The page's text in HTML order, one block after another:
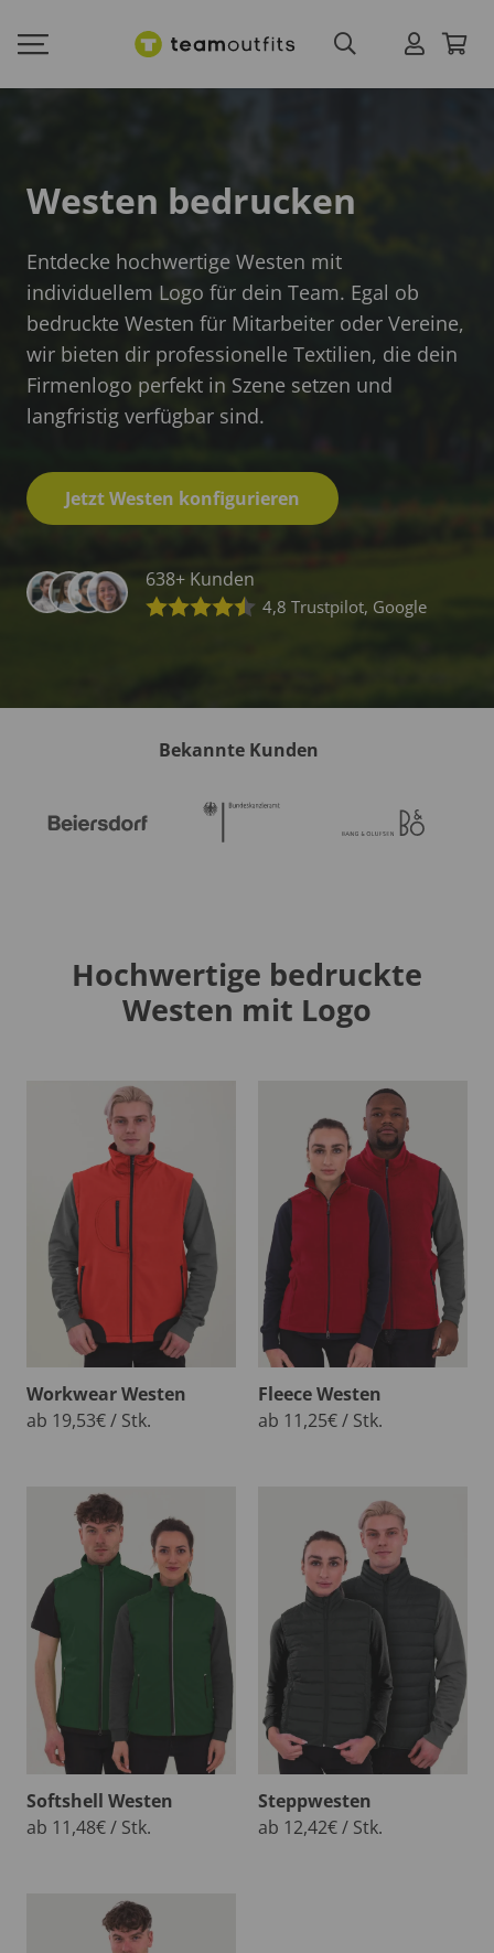
Westen bedrucken
Entdecke hochwertige Westen mit
individuellem Logo für dein Team. Egal ob
bedruckte Westen für Mitarbeiter oder Vereine,
wir bieten dir professionelle Textilien, die dein
Firmenlogo perfekt in Szene setzen und
langfristig verfügbar sind.
Jetzt Westen konfigurieren
638+ Kunden
4,8 Trustpilot, Google
Bekannte Kunden
Hochwertige bedruckte
Westen mit Logo
Workwear Westen
ab 19,53€ / Stk.
Fleece Westen
ab 11,25€ / Stk.
Softshell Westen
ab 11,48€ / Stk.
Steppwesten
ab 12,42€ / Stk.